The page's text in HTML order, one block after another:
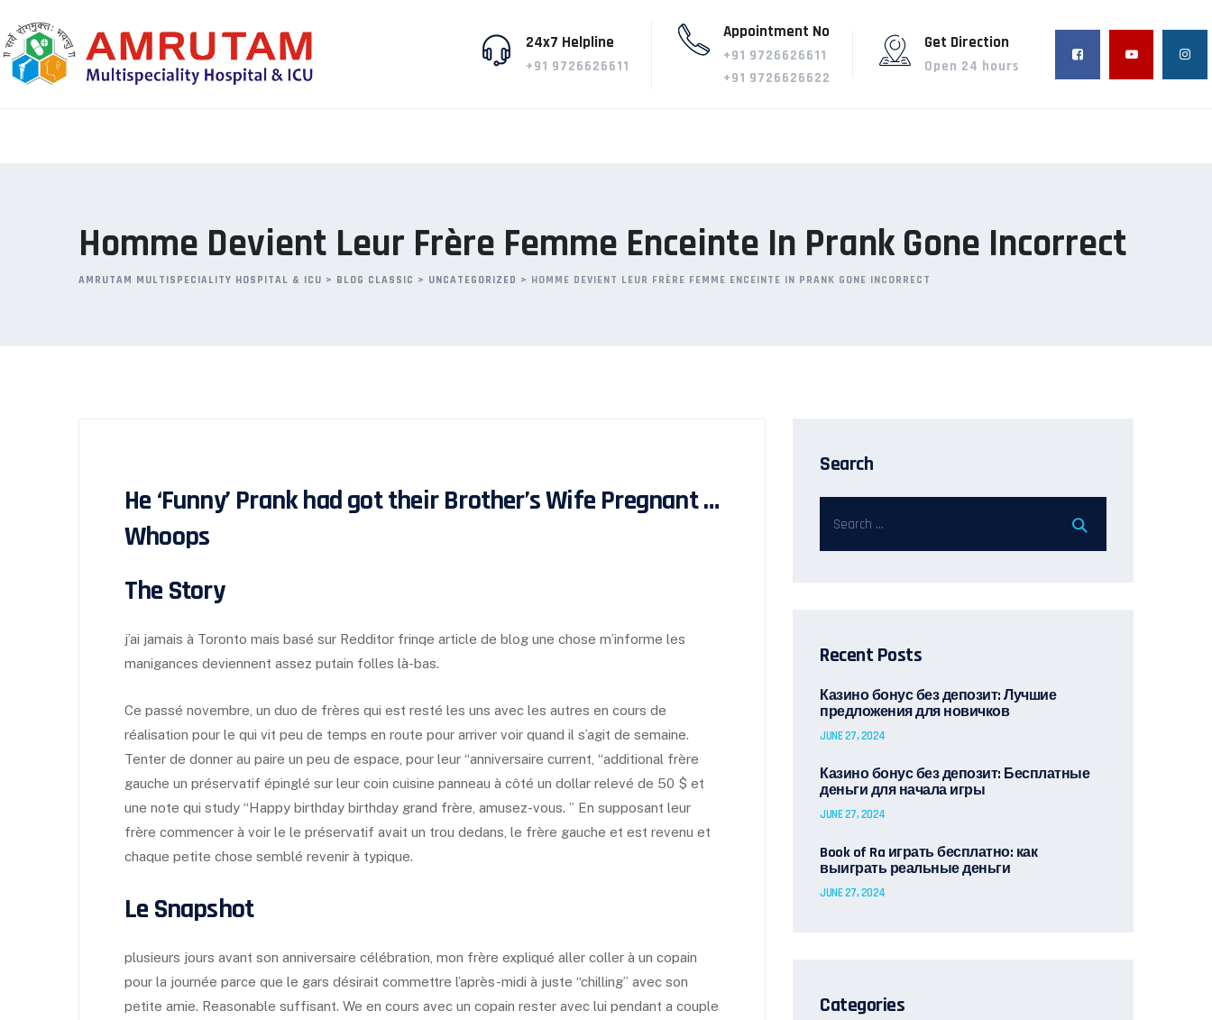
to
content
24x7 Helpline
+91 9726626611
Appointment No
+91 9726626611
+91 9726626622
Get Direction
Open 24 hours
Homme Devient Leur Frère Femme Enceinte In Prank Gone Incorrect
AMRUTAM MULTISPECIALITY HOSPITAL & ICU > BLOG CLASSIC > UNCATEGORIZED > HOMME DEVIENT LEUR FRÈRE FEMME ENCEINTE IN PRANK GONE INCORRECT
He ‘Funny’ Prank had got their Brother’s Wife Pregnant …
Whoops
The Story
j’ai jamais à Toronto mais basé sur Redditor frinqe article de blog une chose m’informe les
manigances deviennent assez putain folles là-bas.
Ce passé novembre, un duo de frères qui est resté les uns avec les autres en cours de
réalisation pour le qui vit peu de temps en route pour arriver voir quand il s’agit de semaine.
Tenter de donner au paire un peu de espace, pour leur “anniversaire current, “additional frère
gauche un préservatif épinglé sur leur coin cuisine panneau à côté un dollar relevé de 50 $ et
une note qui study “Happy birthday birthday grand frère, amusez-vous. ” En supposant leur
frère commencer à voir le le préservatif avait un trou dedans, le frère gauche et est revenu et
chaque petite chose semblé revenir à typique.
Le Snapshot
plusieurs jours avant son anniversaire célébration, mon frère expliqué aller coller à un copain
pour la journée parce que le gars désirait commettre l’après-midi à juste “chilling” avec son
petite amie. Reasonable suffisant. We en cours avec un copain rester avec lui pendant a couple
Search
Recent Posts
Казино бонус без депозит: Лучшие
предложения для новичков
JUNE 27, 2024
Казино бонус без депозит: Бесплатные
деньги для начала игры
JUNE 27, 2024
Book of Ra играть бесплатно: как
выиграть реальные деньги
JUNE 27, 2024
Categories